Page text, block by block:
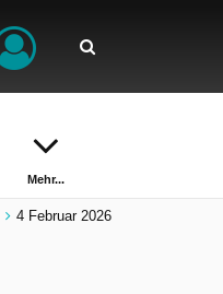
Mehr...
4 Februar 2026